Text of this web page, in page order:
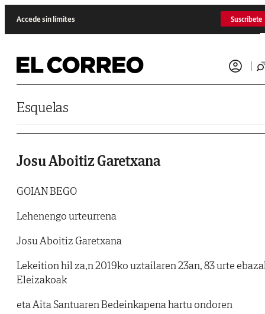
Accede sin límites Suscríbete
Esquelas
Josu Aboitiz Garetxana
GOIAN BEGO
Lehenengo urteurrena
Josu Aboitiz Garetxana
Lekeition hil za,n 2019ko uztailaren 23an, 83 urte
Eleizakoak
eta Aita Santuaren Bedeinkapena hartu ondoren